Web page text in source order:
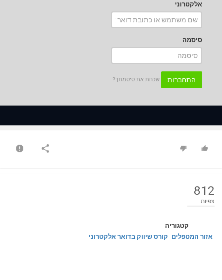
אלקטרוני
סיסמה
התחברות שכחת את סיסמתך?
812
צפיות
קטגוריה
אזור המטפלים קורס שיווק בדואר אלקטרוני